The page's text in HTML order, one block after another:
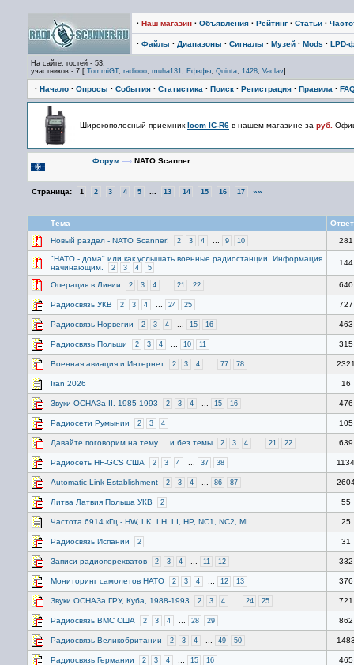
· Наш магазин · Объявления · Рейтинг · Статьи ·
· Файлы · Диапазоны · Сигналы · Музей · Mods · LPD-
На сайте: гостей - 53,
участников - 7 [ TommiGT, radiooo, muha131, Ефвфы, Quinta, 1428, Vaclav]
· Начало · Опросы · События · Статистика · Поиск · Регистрация · Правила ·
Широкополосный приемник Icom IC-R6 в нашем магазине за руб.
Форум —› NATO Scanner
Страница: 1 2 3 4 5 13 14 15 16 17 »»
Тема
Новый раздел - NATO Scanner!
2 3 4 9 10 281
"НАТО - дома" или как услышать военные радиостанции. Информация
начинающим.
2 3 4 5
144
Операция в Ливии 2 3 4 21 22 640
Радиосвязь УКВ 2 3 4 24 25 727
Радиосвязь Норвегии 2 3 4 15 16 463
Радиосвязь Польши 2 3 4 10 11 315
Военная авиация и Интернет 2 3 4 77 78
Iran 2026 16
Звуки ОСНАЗа II. 1985-1993 2 3 4 15 16 476
Радиосети Румынии 2 3 4 105
Давайте поговорим на тему ... и без темы 2 3 4 21 22 639
Радиосеть HF-GCS США 2 3 4 37 38 1134
Automatic Link Establishment 2 3 4 86 87
Литва Латвия Польша УКВ 2 55
Частота 6914 кГц - HW, LK, LH, LI, HP, NC1, NC2, MI 25
Радиосвязь Испании 2 31
Записи радиоперехватов 2 3 4 11 12 332
Мониторинг самолетов НАТО 2 3 4 12 13 376
Звуки ОСНАЗа ГРУ, Куба, 1988-1993 2 3 4 24 25 721
Радиосвязь ВМС США 2 3 4 28 29 862
Радиосвязь Великобритании 2 3 4 49 50
Радиосвязь Германии 2 3 4 15 16 465